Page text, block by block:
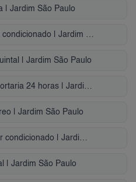
| Jardim São Paulo
| Jardim São Paulo
| Jardim São Paulo
| Jardim São Paulo